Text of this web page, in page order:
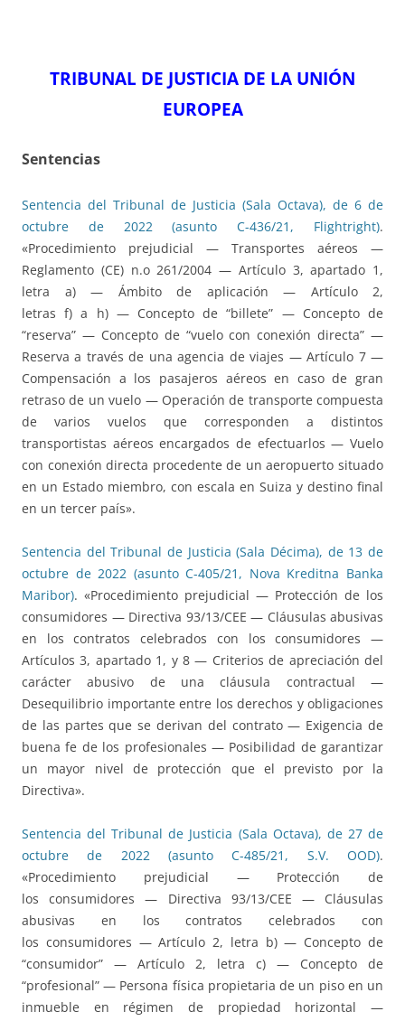
TRIBUNAL DE JUSTICIA DE LA UNIÓN
EUROPEA
Sentencias
Sentencia del Tribunal de Justicia (Sala Octava), de 6 de
octubre de 2022 (asunto C-436/21, Flightright).
«Procedimiento prejudicial — Transportes aéreos —
Reglamento (CE) n.o 261/2004 — Artículo 3, apartado 1,
letra a) — Ámbito de aplicación — Artículo 2,
letras f) a h) — Concepto de “billete” — Concepto de
“reserva” — Concepto de “vuelo con conexión directa” —
Reserva a través de una agencia de viajes — Artículo 7 —
Compensación a los pasajeros aéreos en caso de gran
retraso de un vuelo — Operación de transporte compuesta
de varios vuelos que corresponden a distintos
transportistas aéreos encargados de efectuarlos — Vuelo
con conexión directa procedente de un aeropuerto situado
en un Estado miembro, con escala en Suiza y destino final
en un tercer país».
Sentencia del Tribunal de Justicia (Sala Décima), de 13 de
octubre de 2022 (asunto C-405/21, Nova Kreditna Banka
Maribor). «Procedimiento prejudicial — Protección de los
consumidores — Directiva 93/13/CEE — Cláusulas abusivas
en los contratos celebrados con los consumidores —
Artículos 3, apartado 1, y 8 — Criterios de apreciación del
carácter abusivo de una cláusula contractual —
Desequilibrio importante entre los derechos y obligaciones
de las partes que se derivan del contrato — Exigencia de
buena fe de los profesionales — Posibilidad de garantizar
un mayor nivel de protección que el previsto por la
Directiva».
Sentencia del Tribunal de Justicia (Sala Octava), de 27 de
octubre de 2022 (asunto C-485/21, S.V. OOD).
«Procedimiento prejudicial — Protección de
los consumidores — Directiva 93/13/CEE — Cláusulas
abusivas en los contratos celebrados con
los consumidores — Artículo 2, letra b) — Concepto de
“consumidor” — Artículo 2, letra c) — Concepto de
“profesional” — Persona física propietaria de un piso en un
inmueble en régimen de propiedad horizontal —